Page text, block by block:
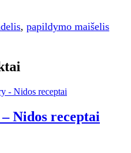
, papildymo maišelis
Nidos receptai